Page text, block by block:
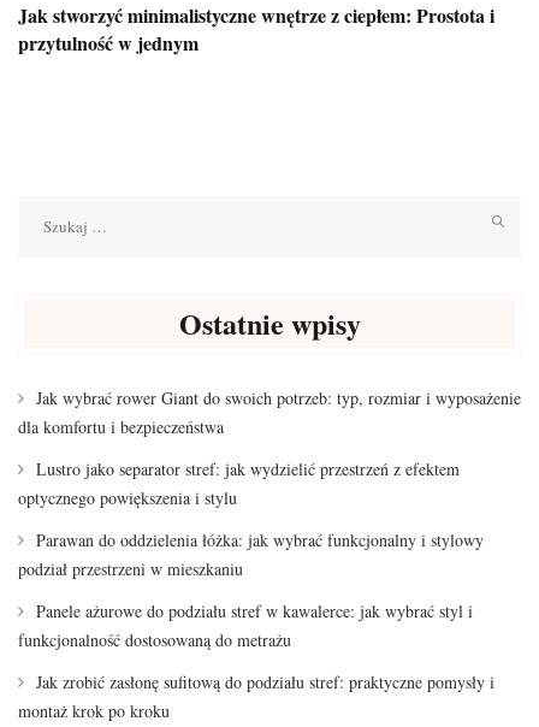
Jak stworzyć minimalistyczne wnętrze z ciepłem: Prostota i
przytulność w jednym
Ostatnie wpisy
Jak wybrać rower Giant do swoich potrzeb: typ, rozmiar i wyposażenie
dla komfortu i bezpieczeństwa
Lustro jako separator stref: jak wydzielić przestrzeń z efektem
optycznego powiększenia i stylu
Parawan do oddzielenia łóżka: jak wybrać funkcjonalny i stylowy
podział przestrzeni w mieszkaniu
Panele ażurowe do podziału stref w kawalerce: jak wybrać styl i
funkcjonalność dostosowaną do metrażu
Jak zrobić zasłonę sufitową do podziału stref: praktyczne pomysły i
montaż krok po kroku